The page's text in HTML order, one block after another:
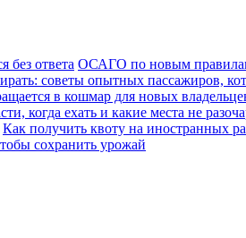
без ответа ОСАГО по новым
советы опытных пассажиров,
в кошмар для новых
когда ехать и какие места не
Как получить квоту на иностранных
сохранить урожай